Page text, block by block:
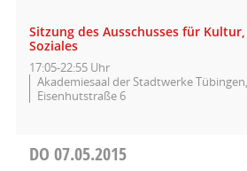
Sitzung des Ausschusses für
Soziales
17:05-22:55 Uhr
Akademiesaal der Stadtwerke Tübingen,
Eisenhutstraße 6
DO 07.05.2015